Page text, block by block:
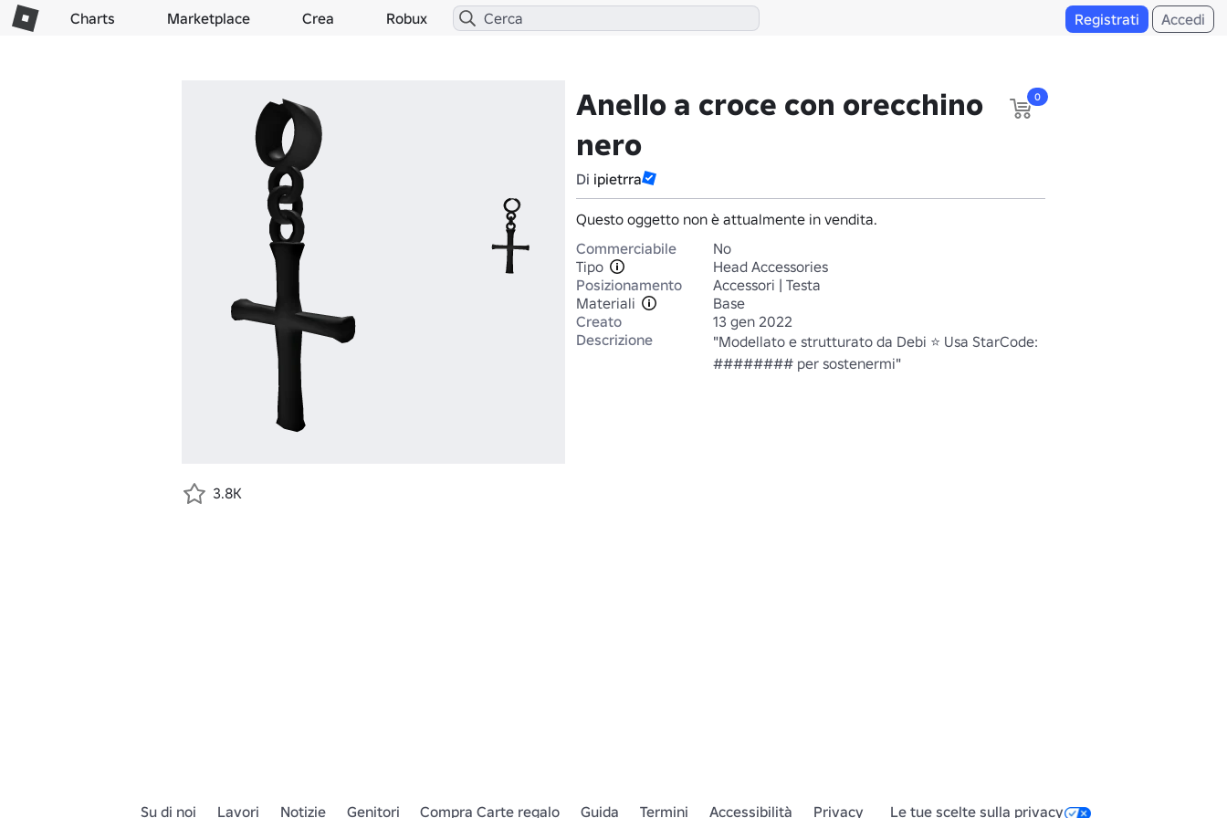
Charts Marketplace Crea Robux Registrati Accedi
Anello a croce con orecchino
nero
Di ipietrra
0
Questo oggetto non è attualmente in vendita.
Commerciabile
No
Tipo
Head Accessories
Posizionamento
Accessori | Testa
Materiali
Base
Creato
13 gen 2022
Descrizione
"Modellato e strutturato da Debi ⭐ Usa StarCode:
######## per sostenermi"
3.8K
Su di noi Lavori Notizie Genitori Compra Carte regalo Guida Termini Accessibilità Privacy Le tue scelte sulla privacy